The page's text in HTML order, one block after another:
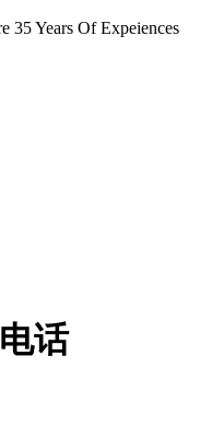
35 Years Of Expeiences
话